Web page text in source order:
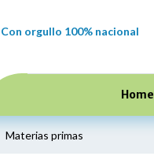
Con orgullo 100% nacional
Home
Materias primas